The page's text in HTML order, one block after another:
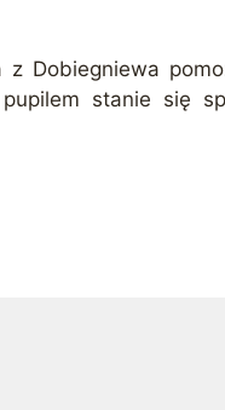
Dobiegniewa
stanie się